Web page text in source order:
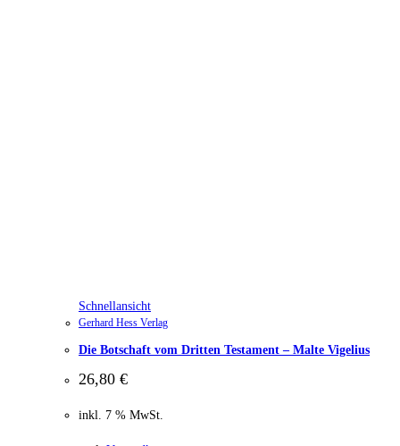
Schnellansicht
Gerhard Hess Verlag
Die Botschaft vom Dritten Testament – Malte Vigelius
26,80 €
inkl. 7 % MwSt.